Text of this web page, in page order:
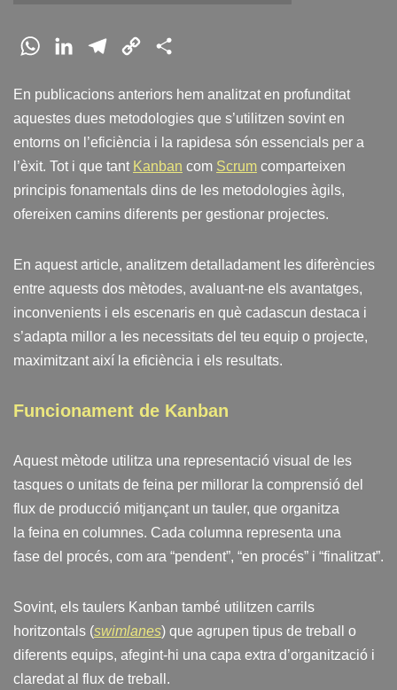
W
a
t
s
p
n
k
e
d
l
e
g
p
y
L
m
p
a
i
x
En publicacions anteriors hem analitzat en profunditat
aquestes dues metodologies que s’utilitzen sovint en
entorns on l’eficiència i la rapidesa són essencials per a
l’èxit. Tot i que tant Kanban com Scrum comparteixen
principis fonamentals dins de les metodologies àgils,
ofereixen camins diferents per gestionar projectes.
En aquest article, analitzem detalladament les diferències
entre aquests dos mètodes, avaluant-ne els avantatges,
inconvenients i els escenaris en què cadascun destaca i
s’adapta millor a les necessitats del teu equip o projecte,
maximitzant així la eficiència i els resultats.
Funcionament de Kanban
Aquest mètode utilitza una representació visual de les
tasques o unitats de feina per millorar la comprensió del
flux de producció mitjançant un tauler, que organitza
la feina en columnes. Cada columna representa una
fase del procés, com ara “pendent”, “en procés” i “finalitzat”.
Sovint, els taulers Kanban també utilitzen carrils
horitzontals (swimlanes) que agrupen tipus de treball o
diferents equips, afegint-hi una capa extra d’organització i
claredat al flux de treball.